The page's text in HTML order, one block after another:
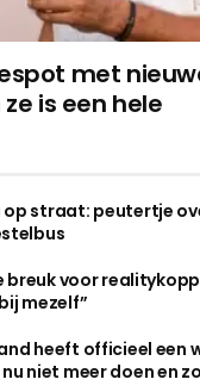
met
is een hele
op straat: peutertje
breuk voor
mezelf”
heeft officieel een
niet meer doen en